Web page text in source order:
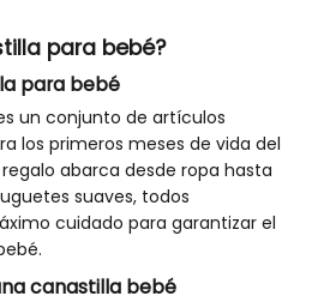
para bebé?
para bebé
un conjunto de artículos
los primeros meses de vida del
abarca desde ropa hasta
suaves, todos
cuidado para garantizar el
canastilla bebé